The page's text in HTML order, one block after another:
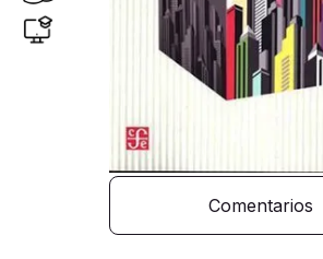
Comentarios